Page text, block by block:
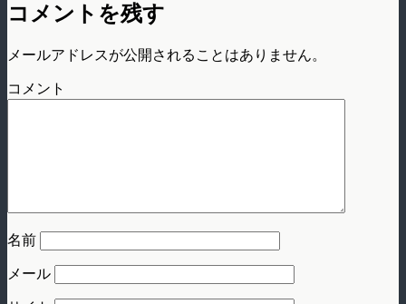
コメントを残す
メールアドレスが公開されることはありません。
コメント
名前
メール